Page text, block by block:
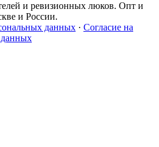
и ревизионных люков. Опт и
и России.
данных · Согласие на
данных